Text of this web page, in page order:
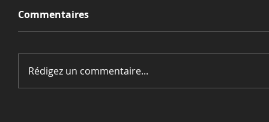
Commentaires
Rédigez un commentaire...